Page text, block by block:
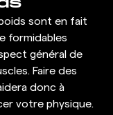
sont en fait
formidables
général de
Faire des
donc à
votre physique.